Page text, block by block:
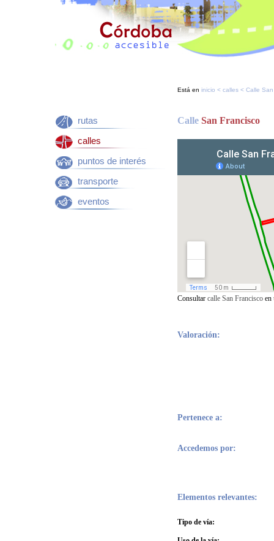
rutas
calles
puntos de interés
transporte
eventos
Está en inicio < calles < Calle
Calle San Francisco
Consultar calle San Francisco en
Valoración:
Pertenece a:
Accedemos por:
Elementos relevantes:
Tipo de vía: